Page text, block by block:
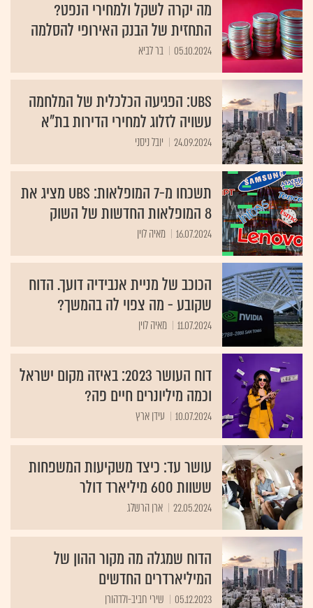
מה יקרה לשקל ולמחירי הנפט?
התחזית של הבנק האירופי להסלמה
05.10.2024 בר לביא
UBS: הפגיעה הכלכלית של המלחמה
עשויה לזלוג למחירי הדירות בת"א
24.09.2024 יובל ניסני
תשכחו מ-7 המופלאות: UBS מציג את
8 המופלאות החדשות של השוק
16.07.2024 מאיה לוין
הכוכב של מניית אנבידיה דועך. הדוח
שקובע - מה צפוי לה בהמשך?
11.07.2024 מאיה לוין
דוח העושר 2023: באיזה מקום ישראל
וכמה מיליונרים חיים פה?
10.07.2024 עידן ארץ
עושר עד: כיצד משקיעות המשפחות
ששוות 600 מיליארד דולר
22.05.2024 ארן הרשלג
הדוח שמגלה מה מקור ההון של
המיליארדרים החדשים
05.12.2023 שירי חביב-ולדהורן